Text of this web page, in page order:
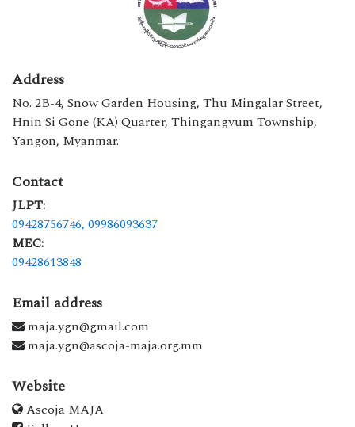
Address
No. 2B-4, Snow Garden Housing, Thu Mingalar Street,
Hnin Si Gone (KA) Quarter, Thingangyum Township,
Yangon, Myanmar.
Contact
JLPT:
09428756746, 09986093637
MEC:
09428613848
Email address
maja.ygn@gmail.com
maja.ygn@ascoja-maja.org.mm
Website
Ascoja MAJA